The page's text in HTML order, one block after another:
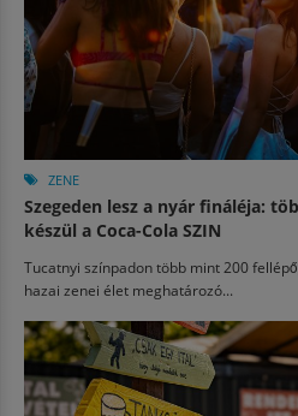
ZENE
Szegeden lesz a nyár fináléja:
készül a Coca-Cola SZIN
Tucatnyi színpadon több mint 200
hazai zenei élet meghatározó...